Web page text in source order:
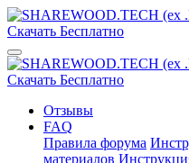
Отзывы
FAQ
Правила форума
материалов